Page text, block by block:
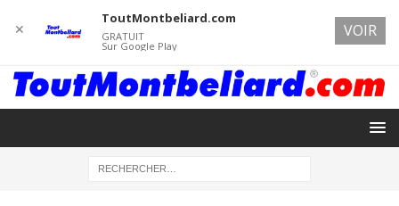
✕
ToutMontbeliard.com
GRATUIT
Sur Google Play
VOIR